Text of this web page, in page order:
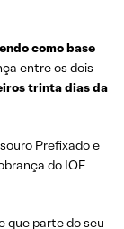
como base
entre os dois
trinta dias da
Prefixado e
do IOF
que parte do seu